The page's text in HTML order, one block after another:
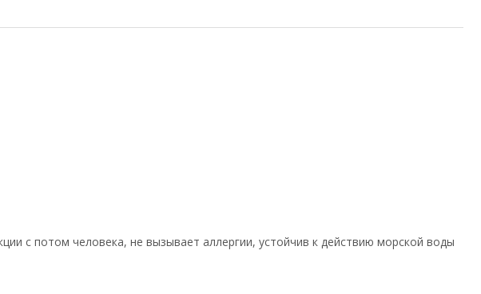
с потом человека, не вызывает аллергии, устойчив к действию морской воды